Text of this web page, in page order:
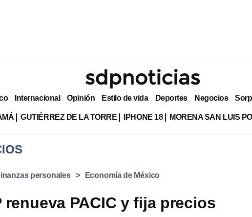
Internacional Opinión Estilo de vida Deportes Negocios
GUTIÉRREZ DE LA TORRE IPHONE 18 MORENA SAN LUIS
personales Economía de México
renueva PACIC y fija precios